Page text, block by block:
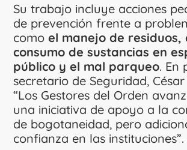
Su trabajo incluye acciones
de prevención frente a
comoel manejo de residuos,
consumo de sustancias en
público y el mal parqueo. En
secretario de Seguridad,
“Los Gestores del Orden
una iniciativa de apoyo a la
de bogotaneidad, pero
confianza en las instituciones”.